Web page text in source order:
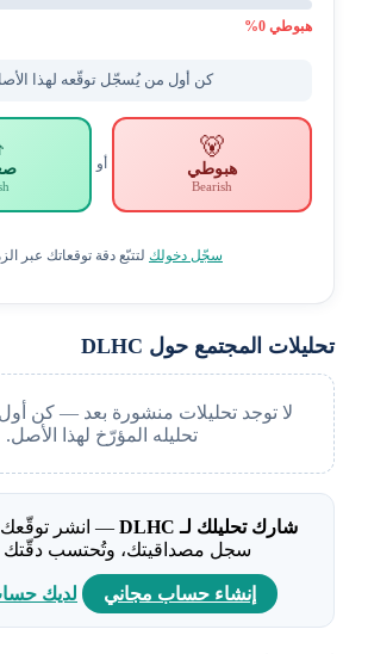
هبوطي0
%
كن أول من يُسجّل توقّعه لهذا
🐻
هبوطي
Bearish
أو
سجّل دخولكلتتبّع دقة توقعاتك عبر
تحليلات المجتمع حول DLHC
لا توجد تحليلات منشورة بعد — كن
تحليله المؤرّخ لهذا الأصل.
شارك تحليلك لـ DLHC
— انشر توقّعك
سجل مصداقيتك، وتُحتسب دقّتك
إنشاء حساب مجاني لديك